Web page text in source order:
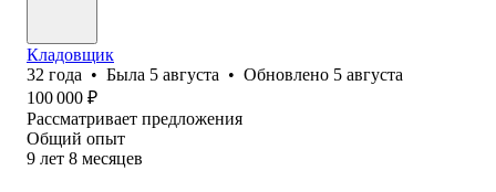
Кладовщик
32 года • Была 5 августа • Обновлено 5 августа
100 000 ₽
Рассматривает предложения
Общий опыт
9 лет 8 месяцев